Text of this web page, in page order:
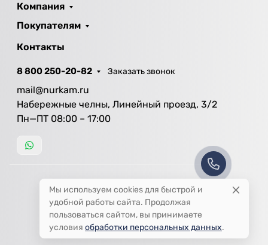
Компания
Покупателям
Контакты
8 800 250-20-82 Заказать звонок
mail@nurkam.ru
Набережные челны, Линейный проезд, 3/2
Пн—ПТ 08:00 – 17:00
Мы используем cookies для быстрой и
удобной работы сайта. Продолжая
пользоваться сайтом, вы принимаете
условия обработки персональных данных.